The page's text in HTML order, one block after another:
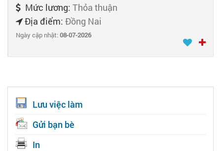
Mức lương: Thỏa thuận
Địa điểm: Đồng Nai
Ngày cập nhật:08-07-2026
Lưu việc làm
Gửi bạn bè
In